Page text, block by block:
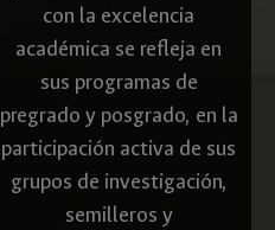
con la excelencia
académica se refleja en
sus programas de
pregrado y posgrado, en la
participación activa de sus
grupos de investigación,
semilleros y